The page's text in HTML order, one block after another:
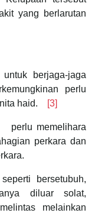
yang berlarutan
untuk berjaga-jaga
perlu
haid.
[3]
perlu memelihara
perkara dan
bersetubuh,
diluar solat,
melainkan